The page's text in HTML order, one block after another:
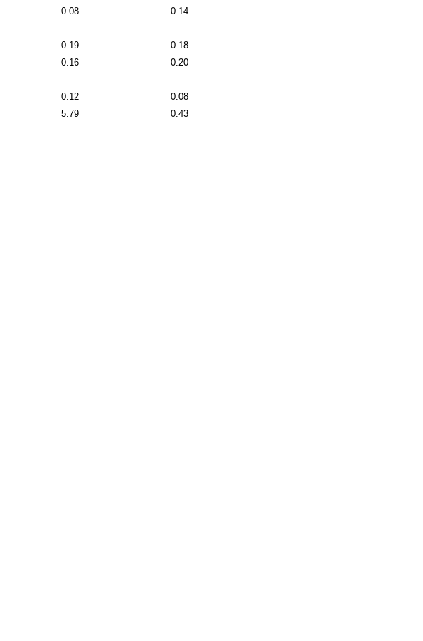
0.08 0.14
0.19
0.18
0.16
0.20
0.12
0.08
5.79 0.43